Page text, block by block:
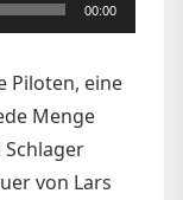
00:00
Piloten, eine
Menge
von Lars